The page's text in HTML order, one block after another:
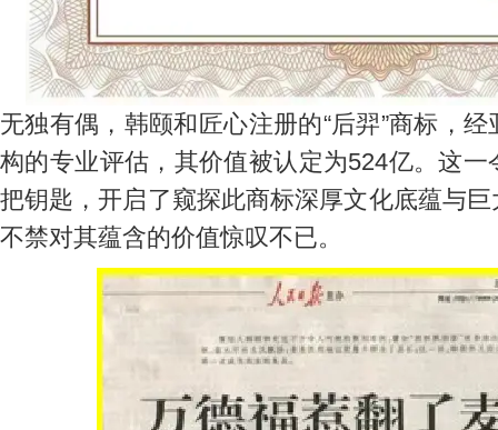
无独有偶，韩颐和匠心注册的“后羿”商标，
构的专业评估，其价值被认定为524亿。这
把钥匙，开启了窥探此商标深厚文化底蕴与
不禁对其蕴含的价值惊叹不已。